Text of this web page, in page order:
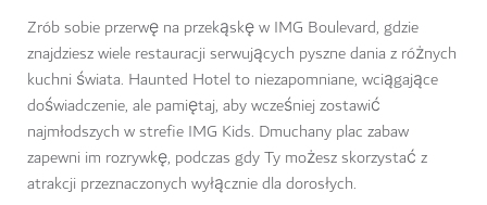
Zrób sobie przerwę na przekąskę w IMG Boulevard, gdzie
znajdziesz wiele restauracji serwujących pyszne dania z różnych
kuchni świata. Haunted Hotel to niezapomniane, wciągające
doświadczenie, ale pamiętaj, aby wcześniej zostawić
najmłodszych w strefie IMG Kids. Dmuchany plac zabaw
zapewni im rozrywkę, podczas gdy Ty możesz skorzystać z
atrakcji przeznaczonych wyłącznie dla dorosłych.